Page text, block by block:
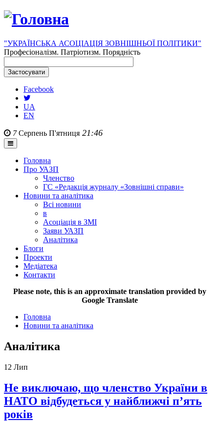
"УКРАЇНСЬКА АСОЦІАЦІЯ ЗОВНІШНЬОЇ ПОЛІТИКИ"
Професіоналізм. Патріотизм. Порядність
Facebook
UA
EN
7Серпень П'ятниця 21:46
Головна
Про УАЗП
Членство
ГС «Редакція журналу «Зовнішні справи»
Новини та аналітика
Всі новини
в
Асоціація в ЗМІ
Заяви УАЗП
Аналітика
Блоги
Проекти
Медіатека
Контакти
Please note, this is an approximate translation provided by
Google Translate
Головна
Новини та аналітика
Аналітика
12 Лип
Не виключаю, що членство України в
НАТО відбудеться у найближчі п’ять
років